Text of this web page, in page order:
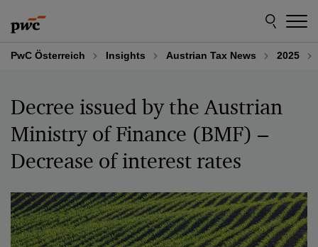
to
content
to
footer
PwC Österreich Insights Austrian Tax News 2025
Decree issued by the Austrian
Ministry of Finance (BMF) –
Decrease of interest rates